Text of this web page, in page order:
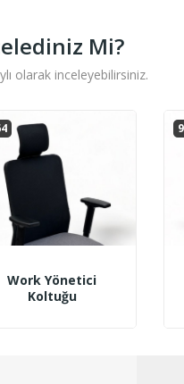
Mi?
olarak inceleyebilirsiniz.
Work Yönetici
Koltuğu